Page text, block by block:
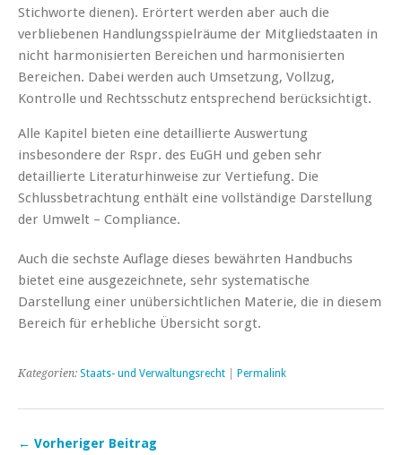
Stichworte dienen). Erörtert werden aber auch die
verbliebenen Handlungsspielräume der Mitgliedstaaten in
nicht harmonisierten Bereichen und harmonisierten
Bereichen. Dabei werden auch Umsetzung, Vollzug,
Kontrolle und Rechtsschutz entsprechend berücksichtigt.
Alle Kapitel bieten eine detaillierte Auswertung
insbesondere der Rspr. des EuGH und geben sehr
detaillierte Literaturhinweise zur Vertiefung. Die
Schlussbetrachtung enthält eine vollständige Darstellung
der Umwelt – Compliance.
Auch die sechste Auflage dieses bewährten Handbuchs
bietet eine ausgezeichnete, sehr systematische
Darstellung einer unübersichtlichen Materie, die in diesem
Bereich für erhebliche Übersicht sorgt.
Kategorien: Staats- und Verwaltungsrecht Permalink
← Vorheriger Beitrag